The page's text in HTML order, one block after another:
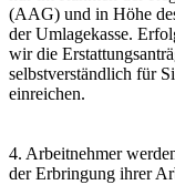
(AAG) und in Höhe
der Umlagekasse.
wir die
selbstverständlich für
einreichen.
4. Arbeitnehmer
der Erbringung ihrer